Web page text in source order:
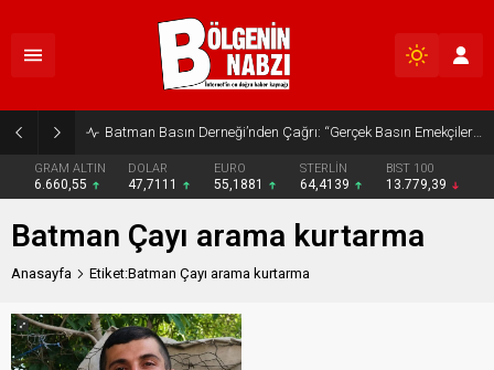
Batman Basın Derneği’nden Çağrı: “Gerçek Basın Emekçileri Desteklenmeli”
GRAM ALTIN
6.660,55
DOLAR
47,7111
EURO
55,1881
STERLİN
64,4139
BIST 100
13.779,39
Batman Çayı arama kurtarma
Anasayfa Etiket:Batman Çayı arama kurtarma